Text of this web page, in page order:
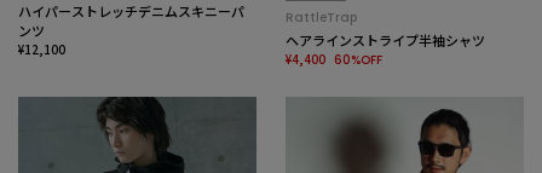
ハイパーストレッチデニムスキニーパ
ンツ
¥12,100
RattleTrap
ヘアラインストライプ半袖シャツ
¥4,400 60%OFF